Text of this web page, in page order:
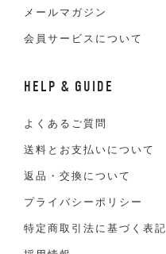
メールマガジン
会員サービスについて
HELP & GUIDE
よくあるご質問
送料とお支払いについて
返品・交換について
プライバシーポリシー
特定商取引法に基づく表記